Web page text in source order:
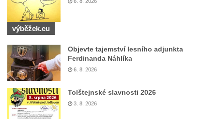
Mikulášovicích
Wäberův kříž v zahradě domu čp. 184 v
Kříž na louce v horních Mikulášovicích
Posteltův kříž naproti domu ev.č. 29 v
Mikulášovicích
Kříž Neubaukreuz u domu čp. 698 v
Mikulášovicích
výběžek.eu
Objevte tajemství lesního adjunkta
Ferdinanda Náhlíka
6. 8. 2026
Tolštejnské slavnosti 2026
3. 8. 2026